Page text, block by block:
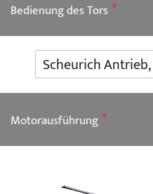
Bedienung des Tors
Motorausführung